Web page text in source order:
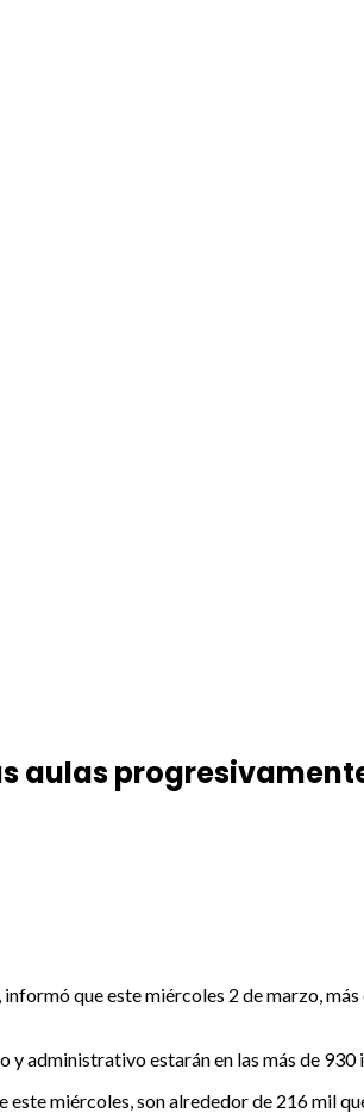
aulas
que este miércoles 2 de marzo,
y administrativo estarán en las más de
miércoles, son alrededor de 216 mil